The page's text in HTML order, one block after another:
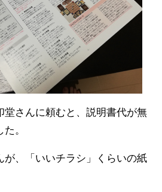
堂さんに頼むと、説明書代が無
。
が、「いいチラシ」くらいの紙